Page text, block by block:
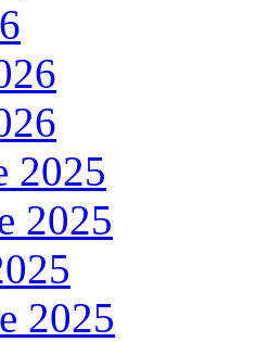
2025
2025
2025